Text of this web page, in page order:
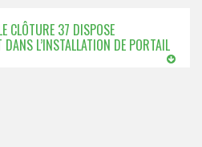
CLÔTURE 37 DISPOSE
DANS L’INSTALLATION DE PORTAIL